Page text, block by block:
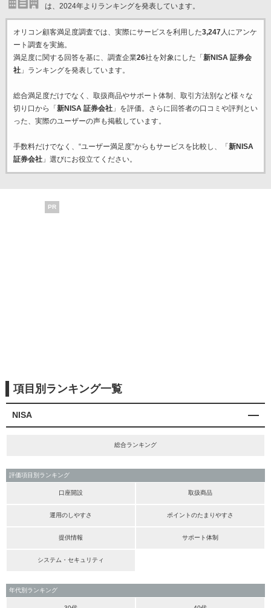
は、2024年よりランキングを発表しています。
オリコン顧客満足度調査では、実際にサービスを利用した3,247人にアンケ
ート調査を実施。
満足度に関する回答を基に、調査企業26社を対象にした「 新NISA 証券会
社」ランキングを発表しています。
総合満足度だけでなく、取扱商品やサポート体制、取引方法別など様々な
切り口から「 新NISA 証券会社」を評価。さらに回答者の口コミや評判とい
った、実際のユーザーの声も掲載しています。
手数料だけでなく、“ユーザー満足度”からもサービスを比較し、「 新NISA
証券会社」選びにお役立てください。
PR
項目別ランキング一覧
NISA
総合ランキング
評価項目別ランキング
口座開設 取扱商品
運用のしやすさ ポイントのたまりやすさ
提供情報 サポート体制
システム・セキュリティ
年代別ランキング